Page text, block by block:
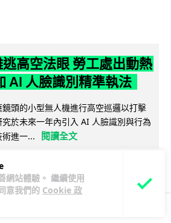
網站體驗。 繼續使用
意我們的 Cookie 政
高空法眼 勞工處出動熱
AI 人臉識別精準執法
頭的小型無人機進行高空巡邏以打擊
於未來一年內引入 AI 人臉識別與行為
進一...
閱讀全文
享